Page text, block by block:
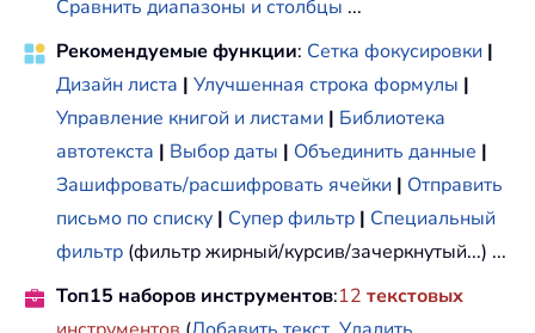
Сравнить диапазоны и столбцы ...
Рекомендуемые функции: Сетка фокусировки |
Дизайн листа | Улучшенная строка формулы |
Управление книгой и листами | Библиотека
автотекста | Выбор даты | Объединить данные |
Зашифровать/расшифровать ячейки | Отправить
письмо по списку | Супер фильтр | Специальный
фильтр (фильтр жирный/курсив/зачеркнутый...) ...
Топ15 наборов инструментов:12 текстовых